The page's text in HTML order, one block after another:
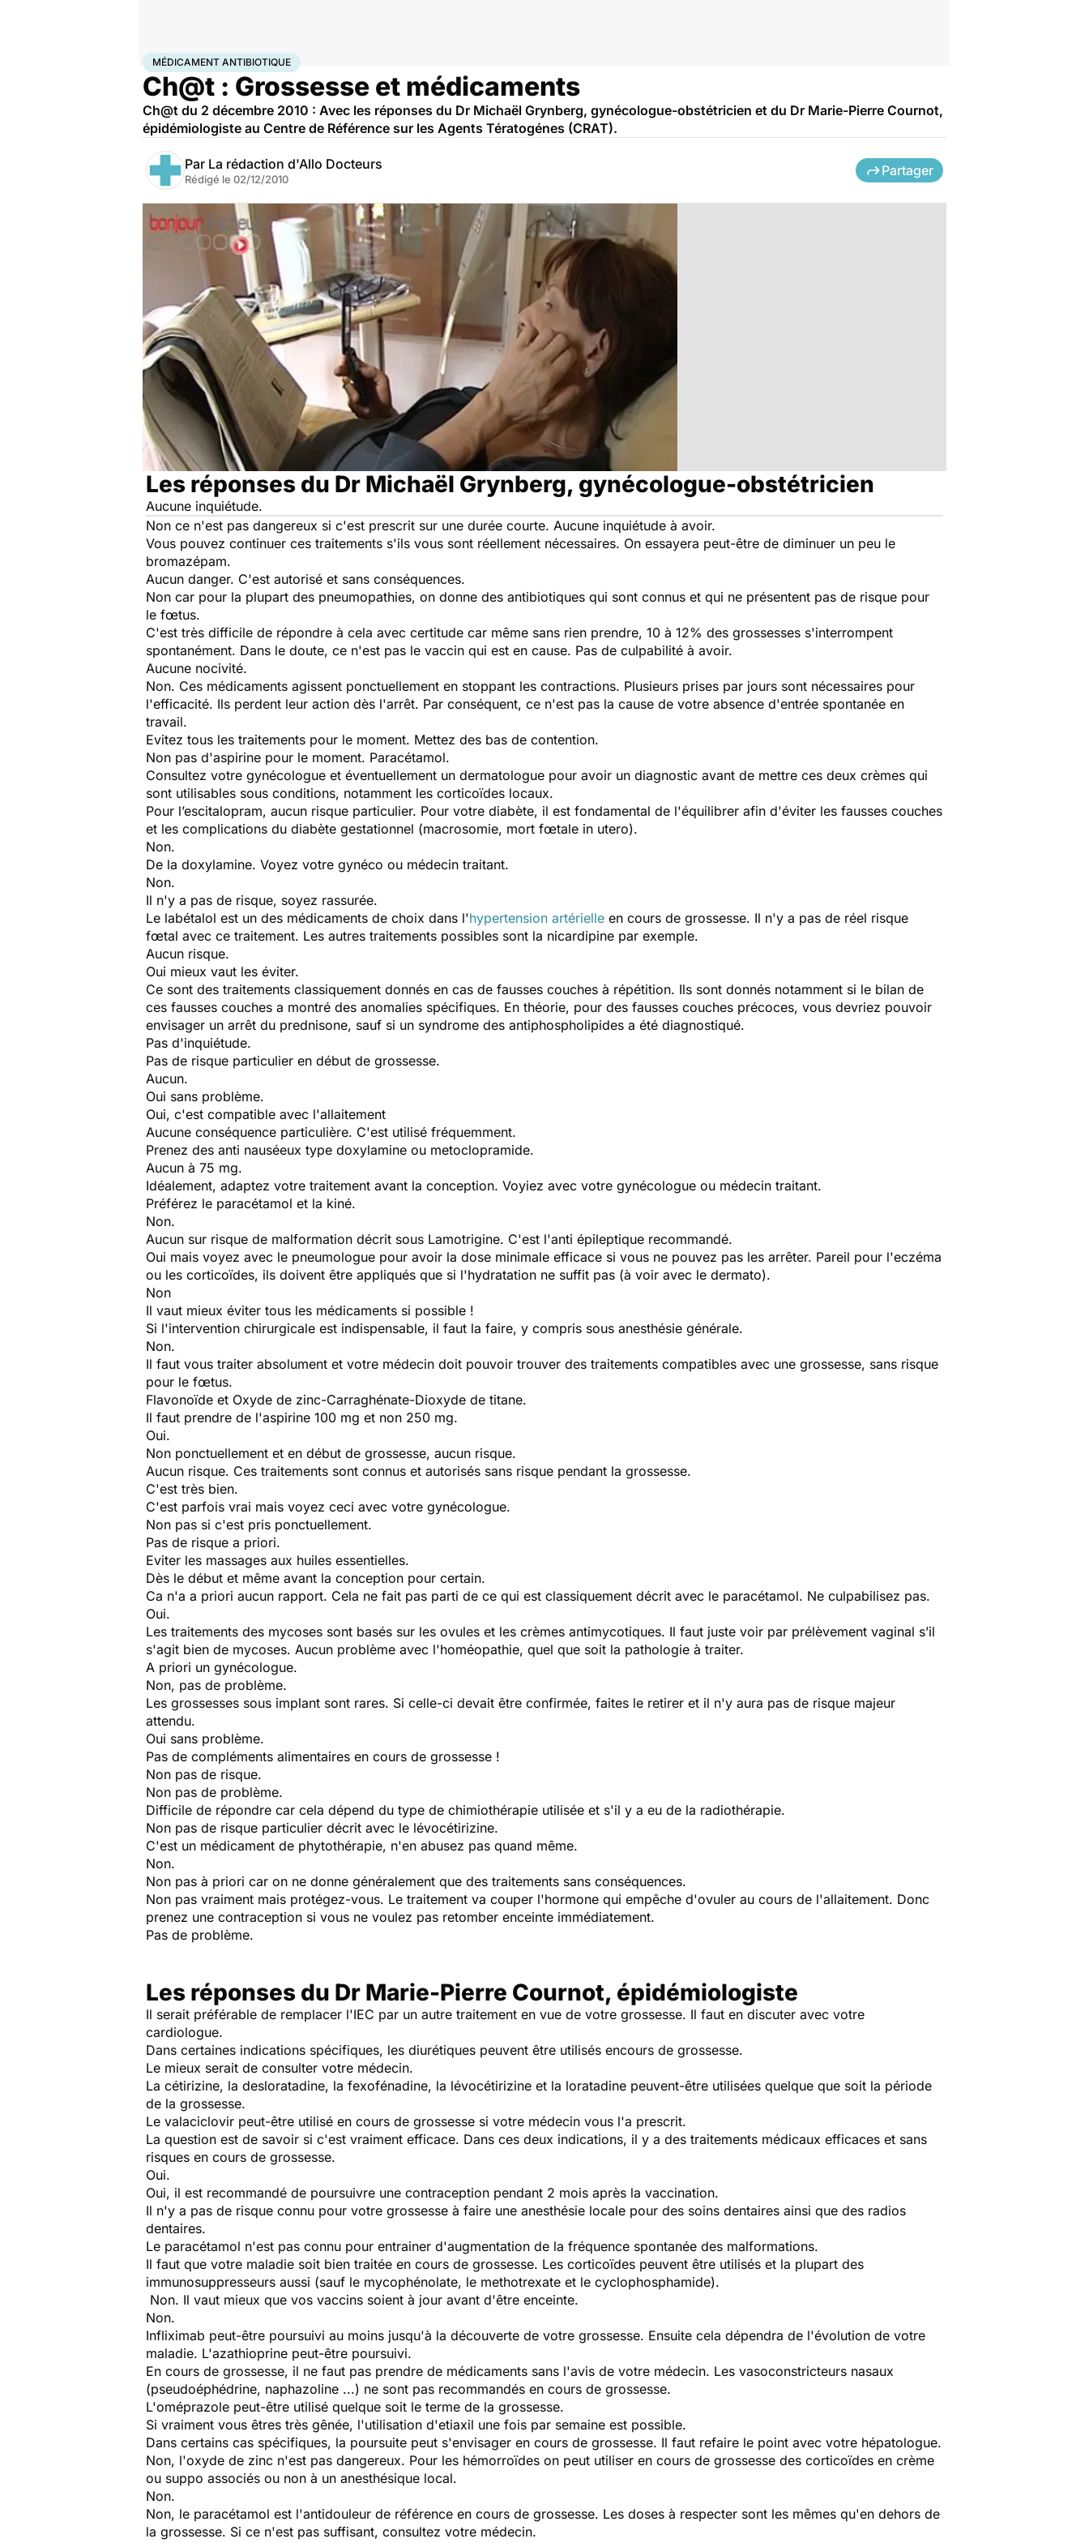
AccueilSantéMédicamentsMédicament antibiotique
MÉDICAMENT ANTIBIOTIQUE
Ch@t : Grossesse et médicaments
Ch@t du 2 décembre 2010 : Avec les réponses du Dr Michaël Grynberg, gynécologue-obstétricien et du Dr Marie-Pierre Cournot,
épidémiologiste au Centre de Référence sur les Agents Tératogénes (CRAT).
Par La rédaction d'Allo Docteurs
Rédigé le 02/12/2010
Partager
Les réponses du Dr Michaël Grynberg, gynécologue-obstétricien
Aucune inquiétude.
Non ce n'est pas dangereux si c'est prescrit sur une durée courte. Aucune inquiétude à avoir.
Vous pouvez continuer ces traitements s'ils vous sont réellement nécessaires. On essayera peut-être de diminuer un peu le
bromazépam.
Aucun danger. C'est autorisé et sans conséquences.
Non car pour la plupart des pneumopathies, on donne des antibiotiques qui sont connus et qui ne présentent pas de risque pour
le fœtus.
C'est très difficile de répondre à cela avec certitude car même sans rien prendre, 10 à 12% des grossesses s'interrompent
spontanément. Dans le doute, ce n'est pas le vaccin qui est en cause. Pas de culpabilité à avoir.
Aucune nocivité.
Non. Ces médicaments agissent ponctuellement en stoppant les contractions. Plusieurs prises par jours sont nécessaires pour
l'efficacité. Ils perdent leur action dès l'arrêt. Par conséquent, ce n'est pas la cause de votre absence d'entrée spontanée en
travail.
Evitez tous les traitements pour le moment. Mettez des bas de contention.
Non pas d'aspirine pour le moment. Paracétamol.
Consultez votre gynécologue et éventuellement un dermatologue pour avoir un diagnostic avant de mettre ces deux crèmes qui
sont utilisables sous conditions, notamment les corticoïdes locaux.
Pour l’escitalopram, aucun risque particulier. Pour votre diabète, il est fondamental de l'équilibrer afin d'éviter les fausses couches
et les complications du diabète gestationnel (macrosomie, mort fœtale in utero).
Non.
De la doxylamine. Voyez votre gynéco ou médecin traitant.
Non.
Il n'y a pas de risque, soyez rassurée.
Le labétalol est un des médicaments de choix dans l'hypertension artérielle en cours de grossesse. Il n'y a pas de réel risque
fœtal avec ce traitement. Les autres traitements possibles sont la nicardipine par exemple.
Aucun risque.
Oui mieux vaut les éviter.
Ce sont des traitements classiquement donnés en cas de fausses couches à répétition. Ils sont donnés notamment si le bilan de
ces fausses couches a montré des anomalies spécifiques. En théorie, pour des fausses couches précoces, vous devriez pouvoir
envisager un arrêt du prednisone, sauf si un syndrome des antiphospholipides a été diagnostiqué.
Pas d'inquiétude.
Pas de risque particulier en début de grossesse.
Aucun.
Oui sans problème.
Oui, c'est compatible avec l'allaitement
Aucune conséquence particulière. C'est utilisé fréquemment.
Prenez des anti nauséeux type doxylamine ou metoclopramide.
Aucun à 75 mg.
Idéalement, adaptez votre traitement avant la conception. Voyiez avec votre gynécologue ou médecin traitant.
Préférez le paracétamol et la kiné.
Non.
Aucun sur risque de malformation décrit sous Lamotrigine. C'est l'anti épileptique recommandé.
Oui mais voyez avec le pneumologue pour avoir la dose minimale efficace si vous ne pouvez pas les arrêter. Pareil pour l'eczéma
ou les corticoïdes, ils doivent être appliqués que si l'hydratation ne suffit pas (à voir avec le dermato).
Non
Il vaut mieux éviter tous les médicaments si possible !
Si l'intervention chirurgicale est indispensable, il faut la faire, y compris sous anesthésie générale.
Non.
Il faut vous traiter absolument et votre médecin doit pouvoir trouver des traitements compatibles avec une grossesse, sans risque
pour le fœtus.
Flavonoïde et Oxyde de zinc-Carraghénate-Dioxyde de titane.
Il faut prendre de l'aspirine 100 mg et non 250 mg.
Oui.
Non ponctuellement et en début de grossesse, aucun risque.
Aucun risque. Ces traitements sont connus et autorisés sans risque pendant la grossesse.
C'est très bien.
C'est parfois vrai mais voyez ceci avec votre gynécologue.
Non pas si c'est pris ponctuellement.
Pas de risque a priori.
Eviter les massages aux huiles essentielles.
Dès le début et même avant la conception pour certain.
Ca n'a a priori aucun rapport. Cela ne fait pas parti de ce qui est classiquement décrit avec le paracétamol. Ne culpabilisez pas.
Oui.
Les traitements des mycoses sont basés sur les ovules et les crèmes antimycotiques. Il faut juste voir par prélèvement vaginal s’il
s'agit bien de mycoses. Aucun problème avec l'homéopathie, quel que soit la pathologie à traiter.
A priori un gynécologue.
Non, pas de problème.
Les grossesses sous implant sont rares. Si celle-ci devait être confirmée, faites le retirer et il n'y aura pas de risque majeur
attendu.
Oui sans problème.
Pas de compléments alimentaires en cours de grossesse !
Non pas de risque.
Non pas de problème.
Difficile de répondre car cela dépend du type de chimiothérapie utilisée et s'il y a eu de la radiothérapie.
Non pas de risque particulier décrit avec le lévocétirizine.
C'est un médicament de phytothérapie, n'en abusez pas quand même.
Non.
Non pas à priori car on ne donne généralement que des traitements sans conséquences.
Non pas vraiment mais protégez-vous. Le traitement va couper l'hormone qui empêche d'ovuler au cours de l'allaitement. Donc
prenez une contraception si vous ne voulez pas retomber enceinte immédiatement.
Pas de problème.
Les réponses du Dr Marie-Pierre Cournot, épidémiologiste
Il serait préférable de remplacer l'IEC par un autre traitement en vue de votre grossesse. Il faut en discuter avec votre
cardiologue.
Dans certaines indications spécifiques, les diurétiques peuvent être utilisés encours de grossesse.
Le mieux serait de consulter votre médecin.
La cétirizine, la desloratadine, la fexofénadine, la lévocétirizine et la loratadine peuvent-être utilisées quelque que soit la période
de la grossesse.
Le valaciclovir peut-être utilisé en cours de grossesse si votre médecin vous l'a prescrit.
La question est de savoir si c'est vraiment efficace. Dans ces deux indications, il y a des traitements médicaux efficaces et sans
risques en cours de grossesse.
Oui.
Oui, il est recommandé de poursuivre une contraception pendant 2 mois après la vaccination.
Il n'y a pas de risque connu pour votre grossesse à faire une anesthésie locale pour des soins dentaires ainsi que des radios
dentaires.
Le paracétamol n'est pas connu pour entrainer d'augmentation de la fréquence spontanée des malformations.
Il faut que votre maladie soit bien traitée en cours de grossesse. Les corticoïdes peuvent être utilisés et la plupart des
immunosuppresseurs aussi (sauf le mycophénolate, le methotrexate et le cyclophosphamide).
Non. Il vaut mieux que vos vaccins soient à jour avant d'être enceinte.
Non.
Infliximab peut-être poursuivi au moins jusqu'à la découverte de votre grossesse. Ensuite cela dépendra de l'évolution de votre
maladie. L'azathioprine peut-être poursuivi.
En cours de grossesse, il ne faut pas prendre de médicaments sans l'avis de votre médecin. Les vasoconstricteurs nasaux
(pseudoéphédrine, naphazoline ...) ne sont pas recommandés en cours de grossesse.
L'oméprazole peut-être utilisé quelque soit le terme de la grossesse.
Si vraiment vous êtres très gênée, l'utilisation d'etiaxil une fois par semaine est possible.
Dans certains cas spécifiques, la poursuite peut s'envisager en cours de grossesse. Il faut refaire le point avec votre hépatologue.
Non, l'oxyde de zinc n'est pas dangereux. Pour les hémorroïdes on peut utiliser en cours de grossesse des corticoïdes en crème
ou suppo associés ou non à un anesthésique local.
Non.
Non, le paracétamol est l'antidouleur de référence en cours de grossesse. Les doses à respecter sont les mêmes qu'en dehors de
la grossesse. Si ce n'est pas suffisant, consultez votre médecin.